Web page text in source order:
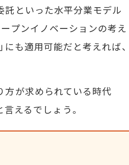
といった水平分業モデル
プンイノベーションの考え
も適用可能だと考えれば、
が求められている時代
えるでしょう。